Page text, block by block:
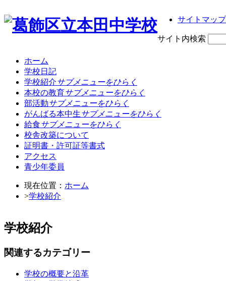
サイトマップ
サイト内検索
ホーム
学校日記
学校紹介サブメニューをひらく
本校の教育サブメニューをひらく
部活動サブメニューをひらく
がんばる本中生サブメニューをひらく
給食サブメニューをひらく
校舎改築について
証明書・許可証等書式
アクセス
青少年委員
現在位置： ホーム
>学校紹介
学校紹介
関連するカテゴリー
学校の概要と沿革